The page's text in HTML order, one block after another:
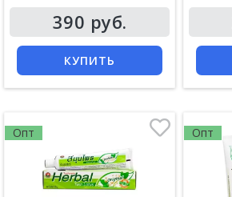
390 руб.
КУПИТЬ
Опт Опт